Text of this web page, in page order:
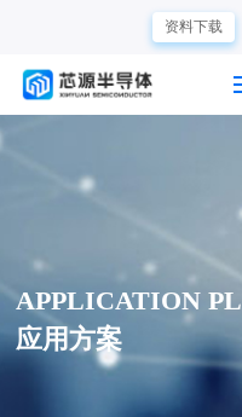
资料下载
APPLICATION
应用方案